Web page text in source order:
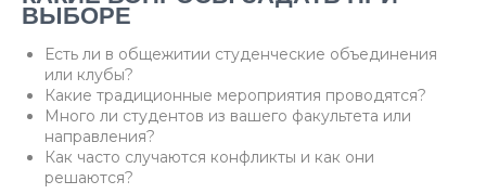
ВЫБОРЕ
Есть ли в общежитии студенческие объединения
или клубы?
Какие традиционные мероприятия проводятся?
Много ли студентов из вашего факультета или
направления?
Как часто случаются конфликты и как они
решаются?